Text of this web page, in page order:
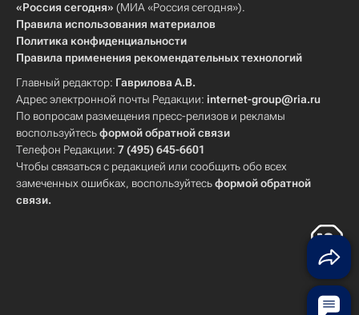
«Россия сегодня» (МИА «Россия сегодня»).
Правила использования материалов
Политика конфиденциальности
Правила применения рекомендательных технологий
Главный редактор: Гаврилова А.В.
Адрес электронной почты Редакции: internet-group@ria.ru
По вопросам размещения пресс-релизов и рекламы
воспользуйтесьформой обратной связи
Телефон Редакции: 7 (495) 645-6601
Чтобы связаться с редакцией или сообщить обо всех
замеченных ошибках, воспользуйтесьформой обратной
связи.